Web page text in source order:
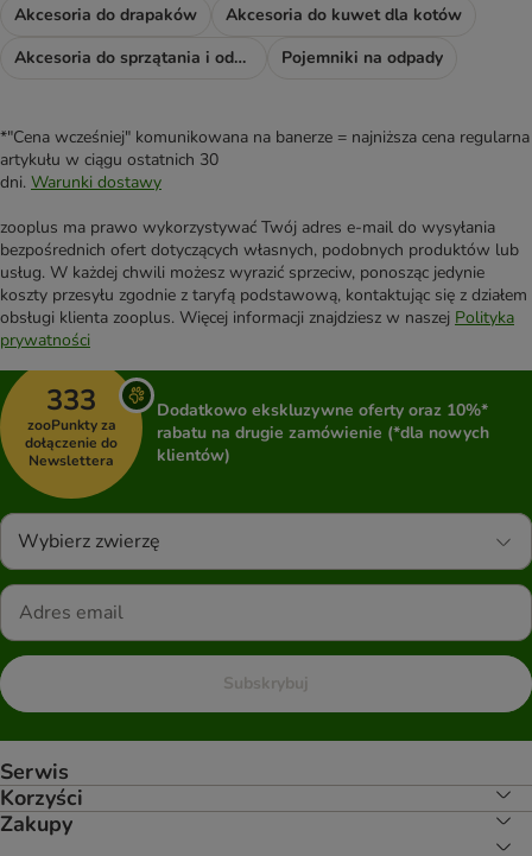
Akcesoria do drapaków
Akcesoria do kuwet dla kotów
Akcesoria do sprzątania i odświeżacze
Pojemniki na odpady
*"Cena wcześniej" komunikowana na banerze = najniższa cena regularna
artykułu w ciągu ostatnich 30
dni. Warunki dostawy
zooplus ma prawo wykorzystywać Twój adres e-mail do wysyłania
bezpośrednich ofert dotyczących własnych, podobnych produktów lub
usług. W każdej chwili możesz wyrazić sprzeciw, ponosząc jedynie
koszty przesyłu zgodnie z taryfą podstawową, kontaktując się z działem
obsługi klienta zooplus. Więcej informacji znajdziesz w naszej Polityka
prywatności
333
zooPunkty za
dołączenie do
Newslettera
Dodatkowo ekskluzywne oferty oraz 10%*
rabatu na drugie zamówienie (*dla nowych
klientów)
Wybierz zwierzę
Subskrybuj
Serwis
Korzyści
Zakupy